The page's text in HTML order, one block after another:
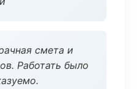
смета и
Работать было